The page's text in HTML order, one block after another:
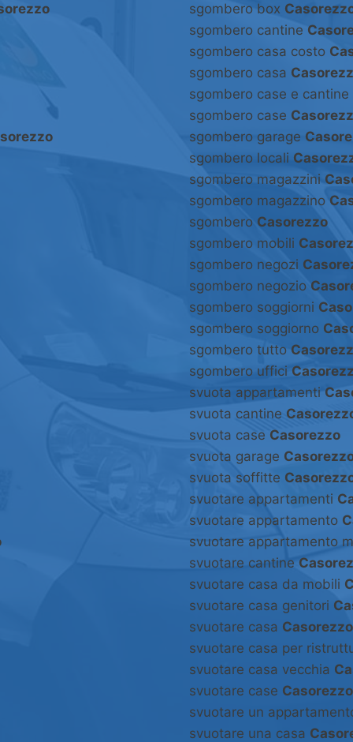
sgombero box
sgombero cantine
sgombero casa costo
sgombero casa
sgombero case e cantine
sgombero case
sgombero garage
sgombero locali
sgombero magazzini
sgombero magazzino
sgombero Casorezzo
sgombero mobili
sgombero negozi
sgombero negozio
sgombero soggiorni
sgombero soggiorno
sgombero tutto
sgombero uffici
svuota appartamenti
svuota cantine
svuota case Casorezzo
svuota garage
svuota soffitte
svuotare appartamenti
svuotare appartamento
svuotare appartamento
svuotare cantine
svuotare casa da mobili
svuotare casa genitori
svuotare casa Casorezzo
svuotare casa per
svuotare casa vecchia
svuotare case Casorezzo
svuotare un
svuotare una casa